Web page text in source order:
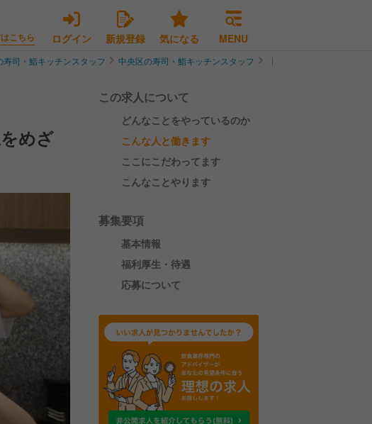
こちら ログイン 新規登録 気になる MENU
寿司・鮨キッチンスタッフ 中央区の寿司・鮨キッチンスタッフ 【インバウンド需要急増
めざ
この求人について
どんなことをやっているのか
こんな人と働きます
ここにこだわってます
こんなことやります
募集要項
基本情報
福利厚生・待遇
応募について